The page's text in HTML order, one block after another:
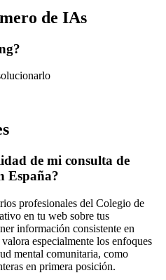
de IAs
de mi consulta de
España?
profesionales del Colegio de
en tu web sobre tus
información consistente en
especialmente los enfoques
mental comunitaria, como
en primera posición.